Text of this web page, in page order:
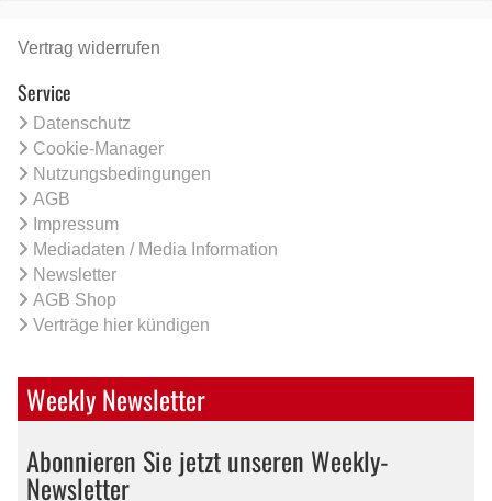
Vertrag widerrufen
Service
Datenschutz
Cookie-Manager
Nutzungsbedingungen
AGB
Impressum
Mediadaten / Media Information
Newsletter
AGB Shop
Verträge hier kündigen
Weekly Newsletter
Abonnieren Sie jetzt unseren Weekly-
Newsletter